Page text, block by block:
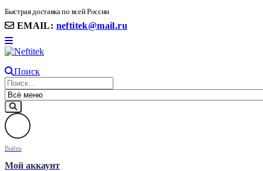
Быстрая доставка по всей России
EMAIL: neftitek@mail.ru
Поиск
Войти
Мой аккаунт
8(906) 399 11 22 | 8(905)367-58-58